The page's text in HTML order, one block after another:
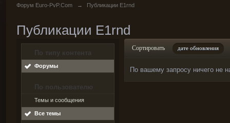
Форум Euro-PvP.Com → Публикации E1rnd
Публикации E1rnd
По типу контента
Форумы
По пользователю
Темы и сообщения
Все темы
Сортировать дате обновления
По вашему запросу ничего не